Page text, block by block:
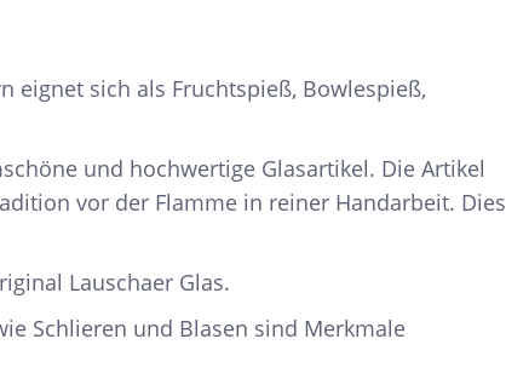
eignet sich als Fruchtspieß, Bowlespieß,
und hochwertige Glasartikel. Die Artikel
vor der Flamme in reiner Handarbeit. Dies
Lauschaer Glas.
Schlieren und Blasen sind Merkmale